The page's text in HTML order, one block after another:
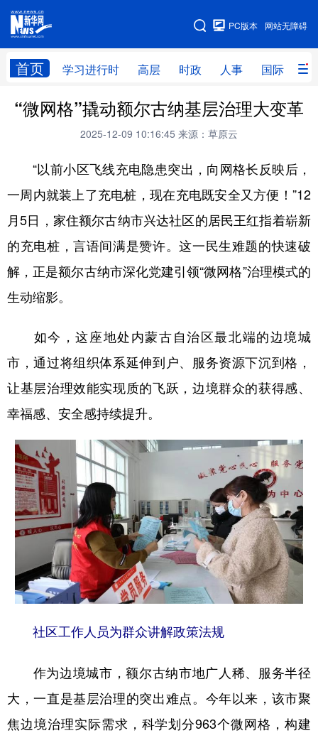
网站无障碍
PC版本
首页 学习进行时 高层 时政 人事 国际 财
网站地图
学习进行时 高层 时政 人事
财经 网评
台湾 思客智库 全球连线 教育
科技 科创 量子 体育
文化 书画 健康 军事
访谈 视频 图片 政务
学术中国 乡村振兴 银龄 溯源中国
彩票 娱乐
文化产业
地方频道
北京 天津 河北 山西
辽宁 吉林 江苏
山东 河南 湖北
广东 广西 海南 重庆
四川 贵州 云南 西藏
陕西 甘肃 青海 宁夏
“微网格”撬动额尔古纳基层治理大变革
2025-12-09 10:16:45 来源：草原云
“以前小区飞线充电隐患突出，向网格长反映后，
一周内就装上了充电桩，现在充电既安全又方便！”12
月5日，家住额尔古纳市兴达社区的居民王红指着崭新
的充电桩，言语间满是赞许。这一民生难题的快速破
解，正是额尔古纳市深化党建引领“微网格”治理模式的
生动缩影。
如今，这座地处内蒙古自治区最北端的边境城
市，通过将组织体系延伸到户、服务资源下沉到格，
让基层治理效能实现质的飞跃，边境群众的获得感、
幸福感、安全感持续提升。
社区工作人员为群众讲解政策法规
作为边境城市，额尔古纳市地广人稀、服务半径
大，一直是基层治理的突出难点。今年以来，该市聚
焦边境治理实际需求，科学划分963个微网格，构建